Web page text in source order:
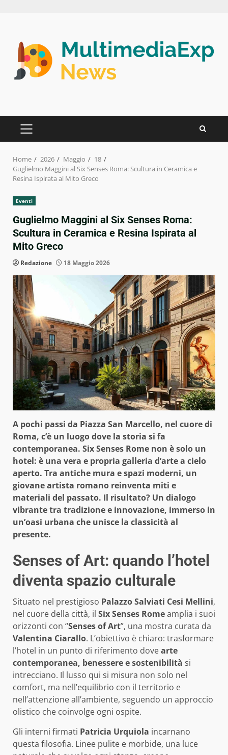
content
PRIMARY
MENU
Home 2026 Maggio
18
Guglielmo Maggini al Six Senses Roma: Scultura in Ceramica e
Resina Ispirata al Mito Greco
Eventi
Guglielmo Maggini al Six Senses Roma:
Scultura in Ceramica e Resina Ispirata al
Mito Greco
Redazione 18 Maggio 2026
A pochi passi da Piazza San Marcello, nel cuore di
Roma, c’è un luogo dove la storia si fa
contemporanea. Six Senses Rome non è solo un
hotel: è una vera e propria galleria d’arte a cielo
aperto. Tra antiche mura e spazi moderni, un
giovane artista romano reinventa miti e
materiali del passato. Il risultato? Un dialogo
vibrante tra tradizione e innovazione, immerso in
un’oasi urbana che unisce la classicità al
presente.
Senses of Art: quando l’hotel
diventa spazio culturale
Situato nel prestigioso Palazzo Salviati Cesi Mellini,
nel cuore della città, il Six Senses Romeamplia i suoi
orizzonti con “Senses of Art”, una mostra curata da
Valentina Ciarallo. L’obiettivo è chiaro: trasformare
l’hotel in un punto di riferimento dovearte
contemporanea, benessere e sostenibilità si
intrecciano. Il lusso qui si misura non solo nel
comfort, ma nell’equilibrio con il territorio e
nell’attenzione all’ambiente, seguendo un approccio
olistico che coinvolge ogni ospite.
Gli interni firmati Patricia Urquiola incarnano
questa filosofia. Linee pulite e morbide, una luce